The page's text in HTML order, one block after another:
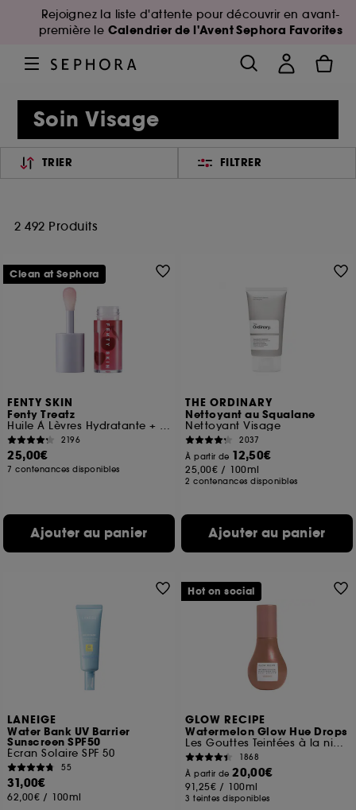
Rejoignez la liste d'attente pour découvrir en avant-
première le Calendrier de l'Avent Sephora Favorites
Soin Visage
TRIER FILTRER
2 492 Produits
FENTY SKIN
Fenty Treatz
Huile À Lèvres Hydratante + Fortifiante
2196
25,00€
7 contenances disponibles
Ajouter au panier
Clean at Sephora
THE ORDINARY
Nettoyant au Squalane
Nettoyant Visage
2037
À partir de 12,50€
25,00€ / 100ml
2 contenances disponibles
Ajouter au panier
LANEIGE
Water Bank UV Barrier
Sunscreen SPF50
Écran Solaire SPF 50
55
31,00€
62,00€ / 100ml
GLOW RECIPE
Watermelon Glow Hue Drops
Les Gouttes Teintées à la niacinamide
1868
À partir de20,00€
91,25€ / 100ml
3 teintes disponibles
Hot on social